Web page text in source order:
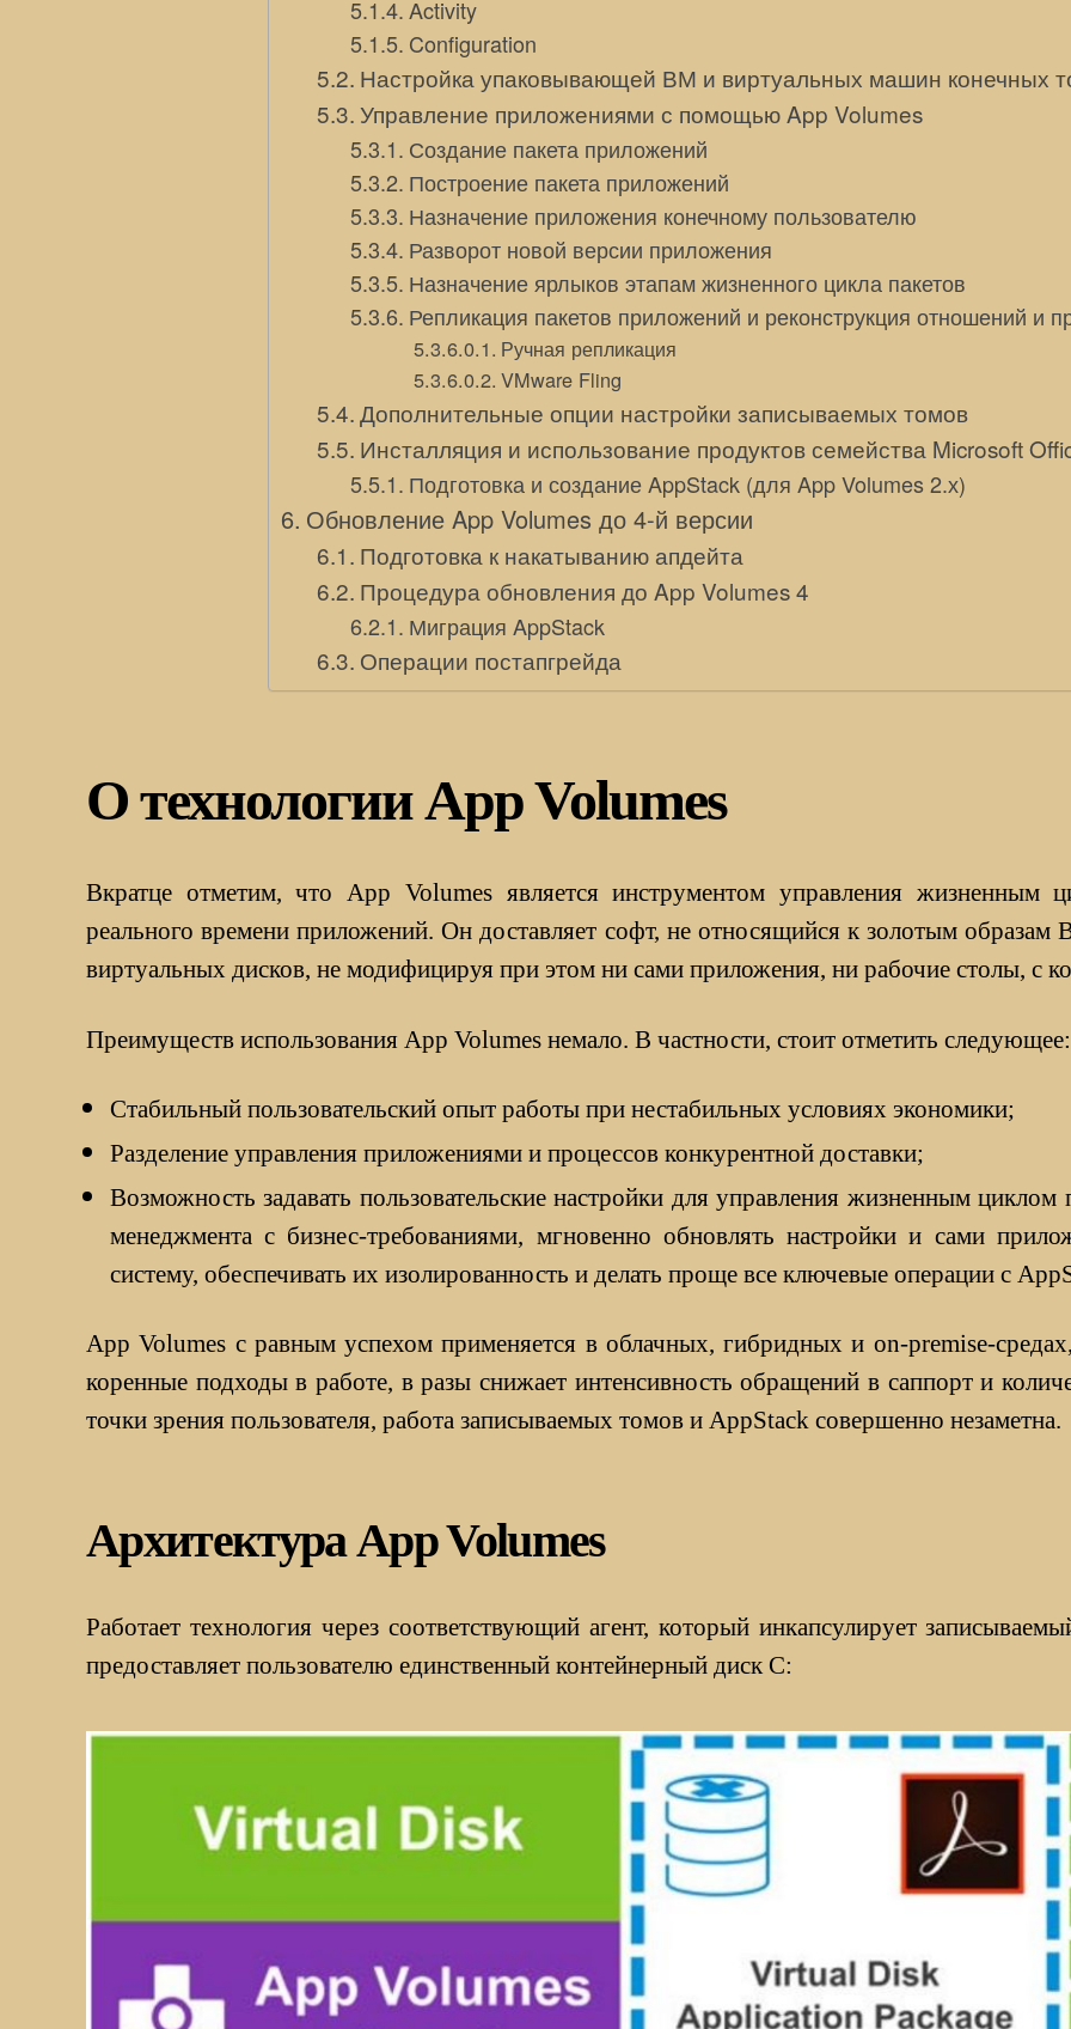
Activity
Configuration
Настройка упаковывающей ВМ и виртуальных машин конечных
Управление приложениями с помощью App Volumes
Создание пакета приложений
Построение пакета приложений
Назначение приложения конечному пользователю
Разворот новой версии приложения
Назначение ярлыков этапам жизненного цикла пакетов
Репликация пакетов приложений и реконструкция отношений и
Ручная репликация
VMware Fling
Дополнительные опции настройки записываемых томов
Инсталляция и использование продуктов семейства Microsoft
Подготовка и создание AppStack (для App Volumes 2.х)
Обновление App Volumes до 4-й версии
Подготовка к накатыванию апдейта
Процедура обновления до App Volumes 4
Миграция AppStack
Операции постапгрейда
О технологии App Volumes
Вкратце отметим, что App Volumes является инструментом управления жизненным
реального времени приложений. Он доставляет софт, не относящийся к золотым
виртуальных дисков, не модифицируя при этом ни сами приложения, ни рабочие столы, с
Преимуществ использования App Volumes немало. В частности, стоит отметить следующее:
Стабильный пользовательский опыт работы при нестабильных условиях экономики;
Разделение управления приложениями и процессов конкурентной доставки;
Возможность задавать пользовательские настройки для управления жизненным
менеджмента с бизнес-требованиями, мгновенно обновлять настройки и сами
систему, обеспечивать их изолированность и делать проще все ключевые операции с
App Volumes с равным успехом применяется в облачных, гибридных и on-premise-
коренные подходы в работе, в разы снижает интенсивность обращений в саппорт и
точки зрения пользователя, работа записываемых томов и AppStack совершенно незаметна.
Архитектура App Volumes
Работает технология через соответствующий агент, который инкапсулирует
предоставляет пользователю единственный контейнерный диск С: